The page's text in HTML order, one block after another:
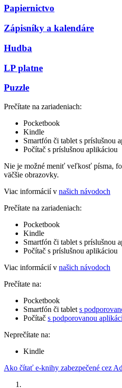
Papiernictvo
Zápisníky a kalendáre
Hudba
LP platne
Puzzle
Prečítate na zariadeniach:
Pocketbook
Kindle
Smartfón či tablet s príslušnou
Počítač s príslušnou aplikáciou
Nie je možné meniť veľkosť písma,
väčšie obrazovky.
Viac informácií v našich návodoch
Prečítate na zariadeniach:
Pocketbook
Kindle
Smartfón či tablet s príslušnou
Počítač s príslušnou aplikáciou
Viac informácií v našich návodoch
Prečítate na:
Pocketbook
Smartfón či tablet s
Počítač s podporovanou
Neprečítate na:
Kindle
Ako čítať e-knihy zabezpečené cez